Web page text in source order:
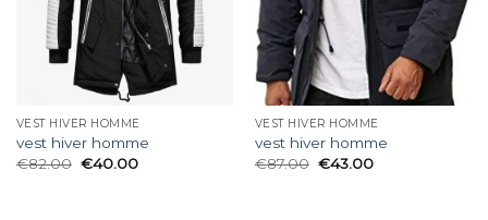
VEST HIVER HOMME
vest hiver homme
€82.00 €40.00
VEST HIVER HOMME
vest hiver homme
€87.00 €43.00